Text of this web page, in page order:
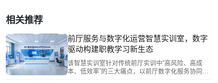
相关推荐
前厅服务与数字化运营智慧实训室，数字
驱动构建职教学习新生态
该智慧实训室针对传统前厅实训中“高风险、高成
本、低效率”的三大痛点，以前厅数字化服务协同教